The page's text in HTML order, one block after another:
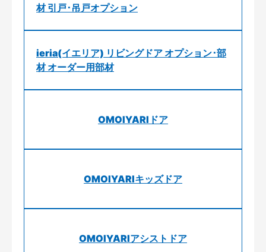
材 引戸･吊戸オプション
ieria(イエリア) リビングドア オプション･部
材 オーダー用部材
OMOIYARIドア
OMOIYARIキッズドア
OMOIYARIアシストドア